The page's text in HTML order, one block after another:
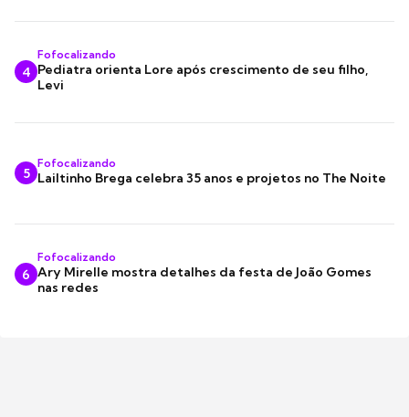
4
Fofocalizando
Pediatra orienta Lore após crescimento de seu filho,
Levi
5
Fofocalizando
Lailtinho Brega celebra 35 anos e projetos no The Noite
6
Fofocalizando
Ary Mirelle mostra detalhes da festa de João Gomes
nas redes